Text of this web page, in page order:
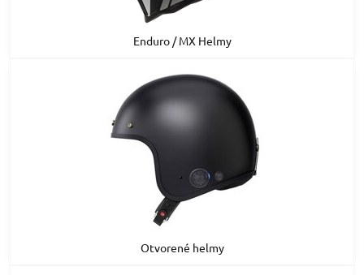
Enduro / MX Helmy
Otvorené helmy